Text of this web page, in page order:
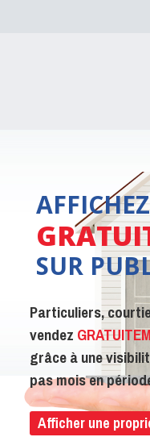
AFFICHEZ
SUR
Particuliers,
vendez
grâce à une
pas mois en
Afficher une